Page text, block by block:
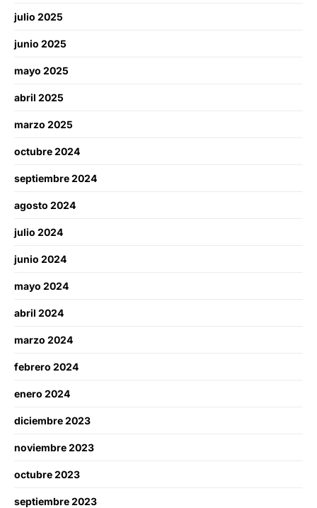
julio 2025
junio 2025
mayo 2025
abril 2025
marzo 2025
octubre 2024
septiembre 2024
agosto 2024
julio 2024
junio 2024
mayo 2024
abril 2024
marzo 2024
febrero 2024
enero 2024
diciembre 2023
noviembre 2023
octubre 2023
septiembre 2023